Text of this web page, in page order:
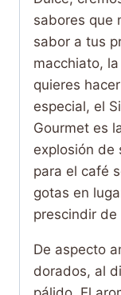
sabores que
sabor a tus
macchiato,
quieres
especial, el
Gourmet es
explosión de
para el café
gotas en
prescindir de
De aspecto
dorados, al